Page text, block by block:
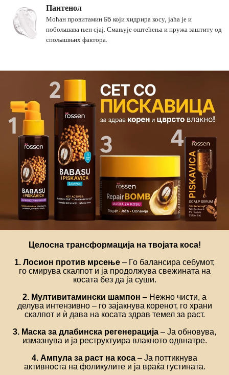
Пантенол
Моћан провитамин Б5 који хидрира косу, јаћа је и
побољшава њен сјај. Смањује оштећења и пружа заштиту од
спољашњих фактора.
Целосна трансформација на твојата коса!
1. Лосион против мрсење – Го балансира себумот,
го смирува скалпот и ја продолжува свежината на
косата без да ја суши.
2. Мултивитамински шампон – Нежно чисти, а
делува интензивно – го зајакнува коренот, го храни
скалпот и ѝ дава на косата здрав темел за раст.
3. Маска за длабинска регенерација – Ја обновува,
измазнува и ја реструктуира влакното одвнатре.
4. Ампула за раст на коса – Ја поттикнува
активноста на фоликулите и ја враќа густината.